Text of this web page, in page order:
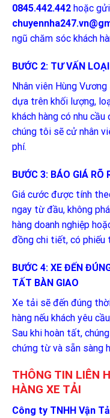
0845.442.442 hoặc
ngũ chăm sóc khách
BƯỚC 2: TƯ VẤN
Nhân viên Hùng
dựa trên khối lượng,
khách hàng có nhu
chúng tôi sẽ cử nhân
phí.
BƯỚC 3: BÁO GIÁ RÕ
Giá cước được tính
ngay từ đầu, không
hàng doanh nghiệp
đồng chi tiết, có phiếu
BƯỚC 4: XE ĐẾN
TẤT BÀN GIAO
Xe tải sẽ đến đúng
hàng nếu khách yêu
Sau khi hoàn tất,
chứng từ và sẵn sàng
THÔNG TIN LIÊN
HÀNG XE TẢI
Công ty TNHH Vận